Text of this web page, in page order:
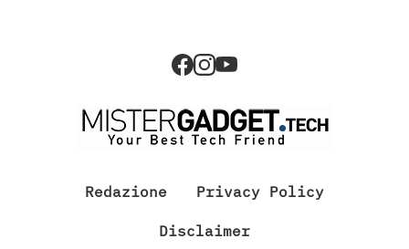
Redazione Privacy Policy
Disclaimer